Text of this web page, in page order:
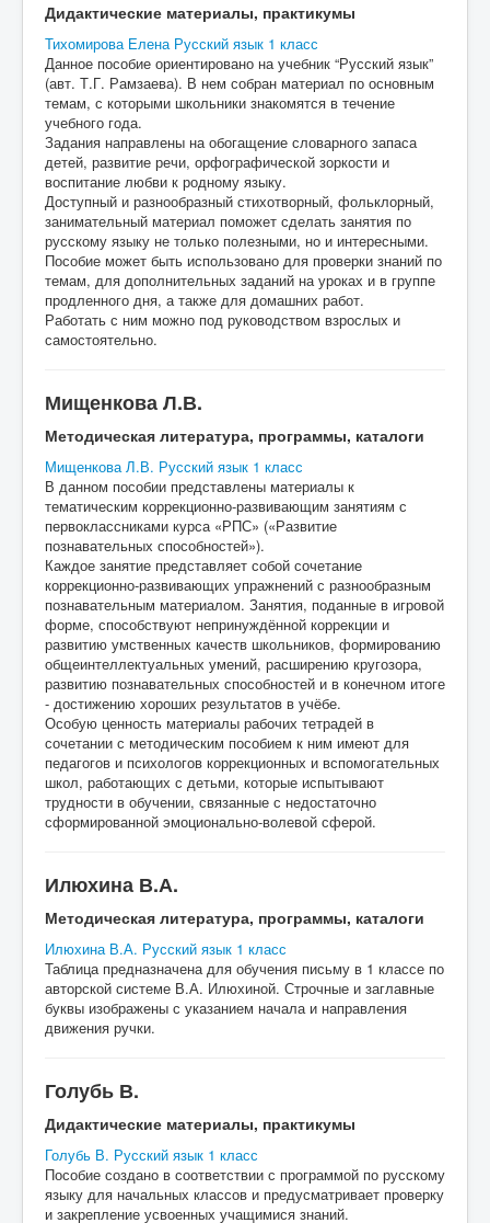
Дидактические материалы, практикумы
Тихомирова Елена Русский язык 1 класс
Данное пособие ориентировано на учебник “Русский язык”
(авт. Т.Г. Рамзаева). В нем собран материал по основным
темам, с которыми школьники знакомятся в течение
учебного года.
Задания направлены на обогащение словарного запаса
детей, развитие речи, орфографической зоркости и
воспитание любви к родному языку.
Доступный и разнообразный стихотворный, фольклорный,
занимательный материал поможет сделать занятия по
русскому языку не только полезными, но и интересными.
Пособие может быть использовано для проверки знаний по
темам, для дополнительных заданий на уроках и в группе
продленного дня, а также для домашних работ.
Работать с ним можно под руководством взрослых и
самостоятельно.
Мищенкова Л.В.
Методическая литература, программы, каталоги
Мищенкова Л.В. Русский язык 1 класс
В данном пособии представлены материалы к
тематическим коррекционно-развивающим занятиям с
первоклассниками курса «РПС» («Развитие
познавательных способностей»).
Каждое занятие представляет собой сочетание
коррекционно-развивающих упражнений с разнообразным
познавательным материалом. Занятия, поданные в игровой
форме, способствуют непринуждённой коррекции и
развитию умственных качеств школьников, формированию
общеинтеллектуальных умений, расширению кругозора,
развитию познавательных способностей и в конечном итоге
- достижению хороших результатов в учёбе.
Особую ценность материалы рабочих тетрадей в
сочетании с методическим пособием к ним имеют для
педагогов и психологов коррекционных и вспомогательных
школ, работающих с детьми, которые испытывают
трудности в обучении, связанные с недостаточно
сформированной эмоционально-волевой сферой.
Илюхина В.А.
Методическая литература, программы, каталоги
Илюхина В.А. Русский язык 1 класс
Таблица предназначена для обучения письму в 1 классе по
авторской системе В.А. Илюхиной. Строчные и заглавные
буквы изображены с указанием начала и направления
движения ручки.
Голубь В.
Дидактические материалы, практикумы
Голубь В. Русский язык 1 класс
Пособие создано в соответствии с программой по русскому
языку для начальных классов и предусматривает проверку
и закрепление усвоенных учащимися знаний.